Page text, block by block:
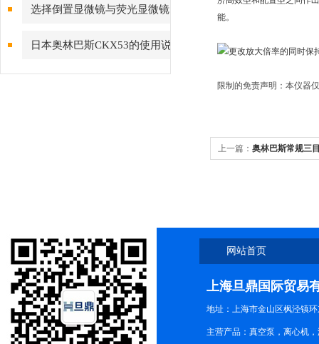
选择倒置显微镜与荧光显微镜
考虑几点
日本奥林巴斯CKX53的使用说
明
能。
限制的免责声明：本仪器
上一篇： 奥林巴斯常规三
网站首页
上海旦鼎国际贸易
地址：上海市金山区枫泾镇
主营产品：真空泵，离心机